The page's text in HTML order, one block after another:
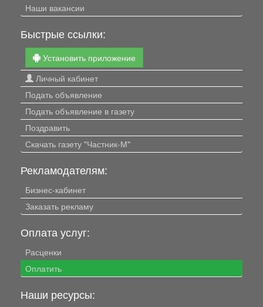
Наши вакансии
Быстрые ссылки:
Установить приложение
Личный кабинет
Подать объявление
Подать объявление в газету
Поздравить
Скачать газету "Частник-М"
Рекламодателям:
Бизнес-кабинет
Заказать рекламу
Оплата услуг:
Расценки
Оплатить
Наши ресурсы: